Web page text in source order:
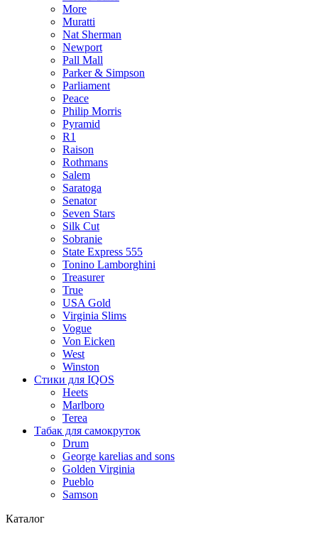
More
Muratti
Nat Sherman
Newport
Pall Mall
Parker & Simpson
Parliament
Peace
Philip Morris
Pyramid
R1
Raison
Rothmans
Salem
Saratoga
Senator
Seven Stars
Silk Cut
Sobranie
State Express 555
Tonino Lamborghini
Treasurer
True
USA Gold
Virginia Slims
Vogue
Von Eicken
West
Winston
Стики для IQOS
Heets
Marlboro
Terea
Табак для самокруток
Drum
George karelias and sons
Golden Virginia
Pueblo
Samson
Каталог